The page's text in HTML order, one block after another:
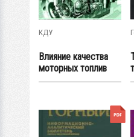
КДУ
Влияние качества
моторных топлив
на...